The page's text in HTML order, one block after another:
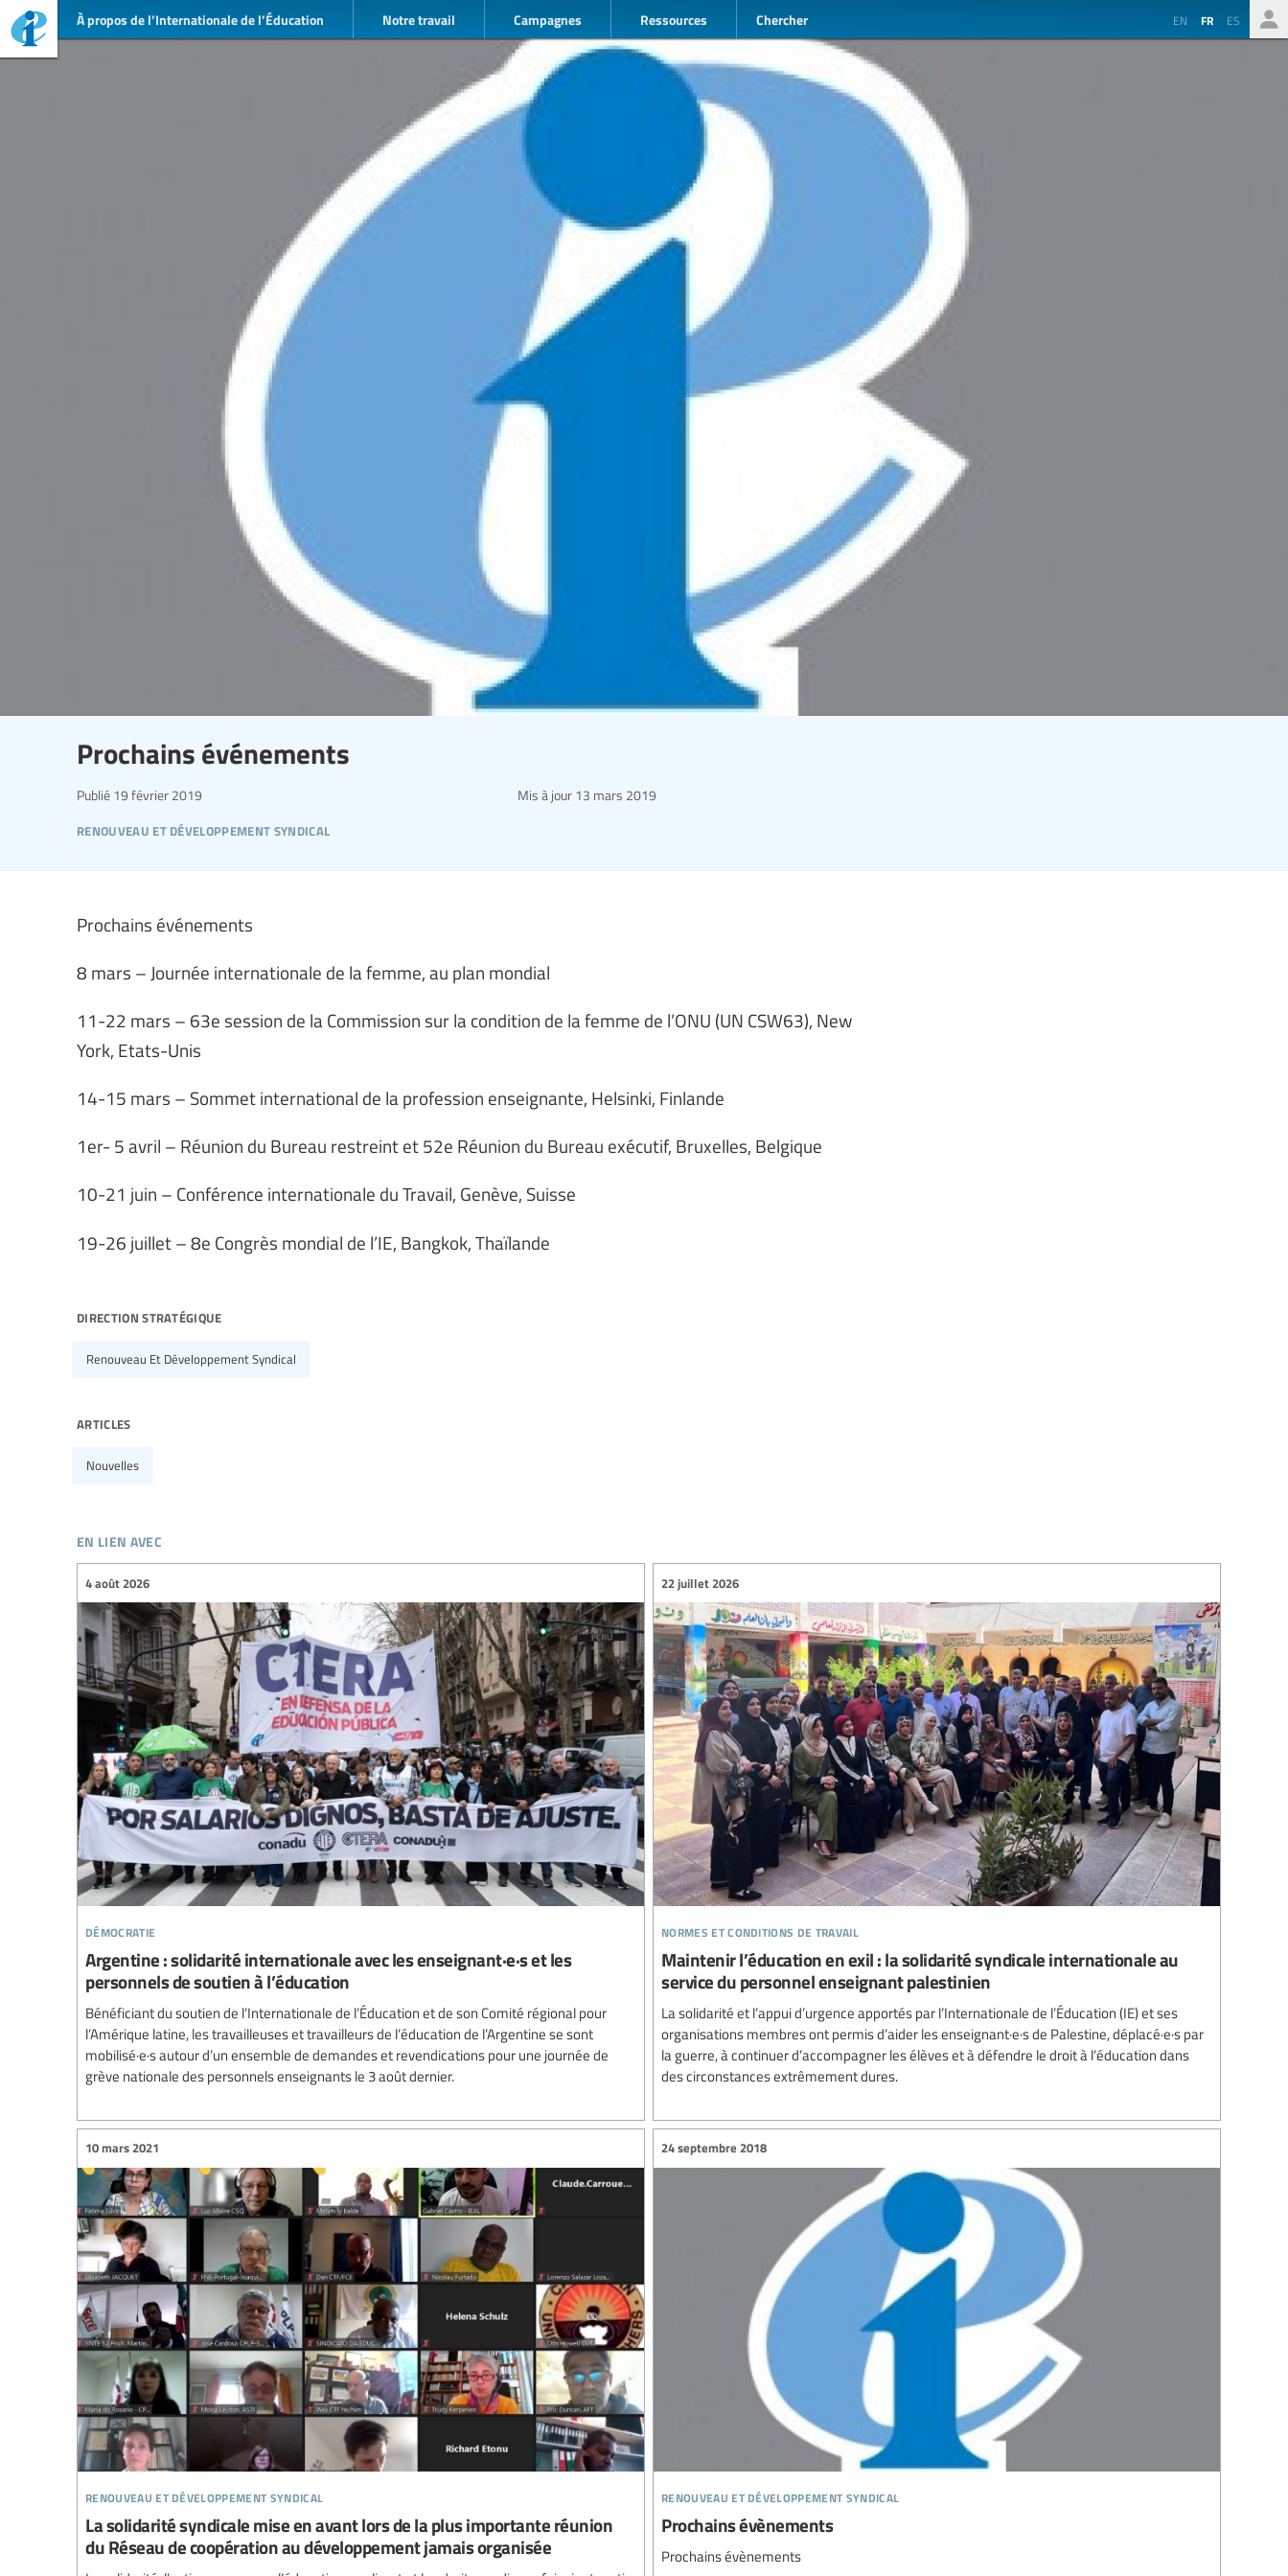
À propos de l’Internationale de l’Éducation Notre travail Campagnes Ressources Chercher EN FR ES
Prochains événements
renouveau et développement syndical
Publié 19 février 2019 Mis à jour 13 mars 2019
Prochains événements
8 mars – Journée internationale de la femme, au plan mondial
11-22 mars – 63e session de la Commission sur la condition de la femme de l’ONU (UN CSW63), New
York, Etats-Unis
14-15 mars – Sommet international de la profession enseignante, Helsinki, Finlande
1er- 5 avril – Réunion du Bureau restreint et 52e Réunion du Bureau exécutif, Bruxelles, Belgique
10-21 juin – Conférence internationale du Travail, Genève, Suisse
19-26 juillet – 8e Congrès mondial de l’IE, Bangkok, Thaïlande
direction stratégique
Renouveau Et Développement Syndical
articles
Nouvelles
en lien avec
démocratie
4 août 2026
Argentine : solidarité internationale avec les enseignant·e·s et les
personnels de soutien à l’éducation
Bénéficiant du soutien de l’Internationale de l’Éducation et de son Comité régional pour
l’Amérique latine, les travailleuses et travailleurs de l’éducation de l’Argentine se sont
mobilisé·e·s autour d’un ensemble de demandes et revendications pour une journée de
grève nationale des personnels enseignants le 3 août dernier.
normes et conditions de travail
22 juillet 2026
Maintenir l’éducation en exil : la solidarité syndicale internationale au
service du personnel enseignant palestinien
La solidarité et l’appui d’urgence apportés par l’Internationale de l’Éducation (IE) et ses
organisations membres ont permis d’aider les enseignant·e·s de Palestine, déplacé·e·s par
la guerre, à continuer d’accompagner les élèves et à défendre le droit à l’éducation dans
des circonstances extrêmement dures.
renouveau et développement syndical
10 mars 2021
La solidarité syndicale mise en avant lors de la plus importante réunion
du Réseau de coopération au développement jamais organisée
renouveau et développement syndical
24 septembre 2018
Prochains évènements
Prochains évènements